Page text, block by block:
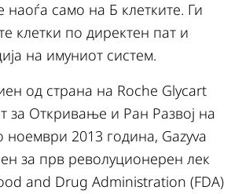
наоѓа само на Б клетките. Ги
клетки по директен пат и
на имуниот систем.
од страна на Roche Glycart
за Откривање и Ран Развој на
ноември 2013 година, Gazyva
за прв револуционерен лек
and Drug Administration (FDA)